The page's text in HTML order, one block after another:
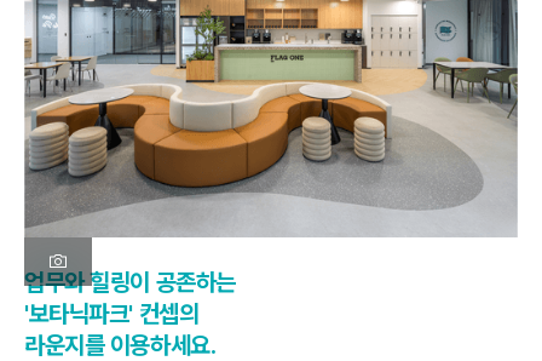
업무와 힐링이 공존하는
'보타닉파크' 컨셉의
라운지를 이용하세요.